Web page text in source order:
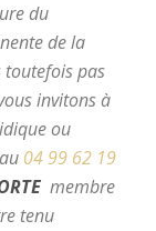
du
de la
toutefois pas
invitons à
ou
04 99 62 19
membre
tenu